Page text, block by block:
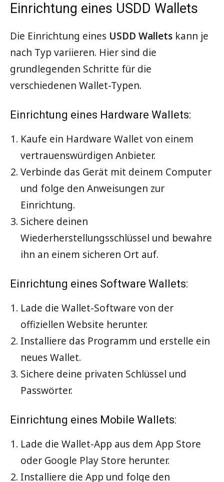
Einrichtung eines USDD Wallets
Die Einrichtung eines USDD Wallets kann je
nach Typ variieren. Hier sind die
grundlegenden Schritte für die
verschiedenen Wallet-Typen.
Einrichtung eines Hardware Wallets:
Kaufe ein Hardware Wallet von einem
vertrauenswürdigen Anbieter.
Verbinde das Gerät mit deinem Computer
und folge den Anweisungen zur
Einrichtung.
Sichere deinen
Wiederherstellungsschlüssel und bewahre
ihn an einem sicheren Ort auf.
Einrichtung eines Software Wallets:
Lade die Wallet-Software von der
offiziellen Website herunter.
Installiere das Programm und erstelle ein
neues Wallet.
Sichere deine privaten Schlüssel und
Passwörter.
Einrichtung eines Mobile Wallets:
Lade die Wallet-App aus dem App Store
oder Google Play Store herunter.
Installiere die App und folge den